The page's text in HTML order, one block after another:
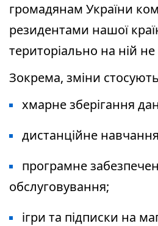
громадянам України
резидентами нашої
територіально на ній не
Зокрема, зміни
хмарне зберігання
дистанційне
програмне
обслуговування;
ігри та підписки на